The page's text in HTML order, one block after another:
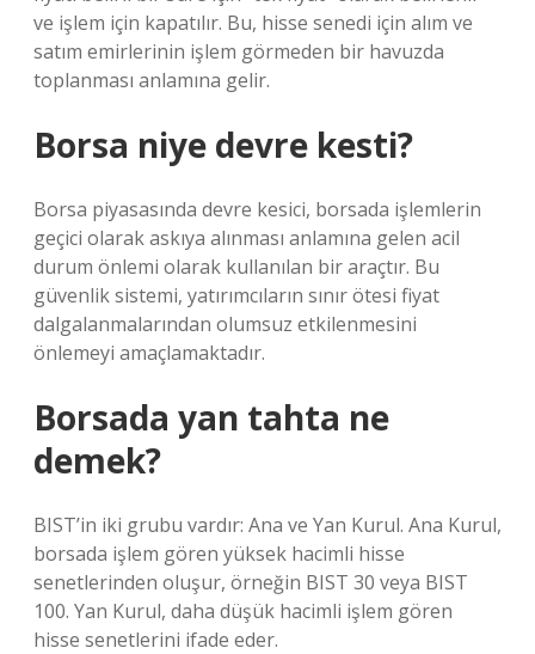
ve işlem için kapatılır. Bu, hisse senedi için alım ve
satım emirlerinin işlem görmeden bir havuzda
toplanması anlamına gelir.
Borsa niye devre kesti?
Borsa piyasasında devre kesici, borsada işlemlerin
geçici olarak askıya alınması anlamına gelen acil
durum önlemi olarak kullanılan bir araçtır. Bu
güvenlik sistemi, yatırımcıların sınır ötesi fiyat
dalgalanmalarından olumsuz etkilenmesini
önlemeyi amaçlamaktadır.
Borsada yan tahta ne
demek?
BIST’in iki grubu vardır: Ana ve Yan Kurul. Ana Kurul,
borsada işlem gören yüksek hacimli hisse
senetlerinden oluşur, örneğin BIST 30 veya BIST
100. Yan Kurul, daha düşük hacimli işlem gören
hisse senetlerini ifade eder.